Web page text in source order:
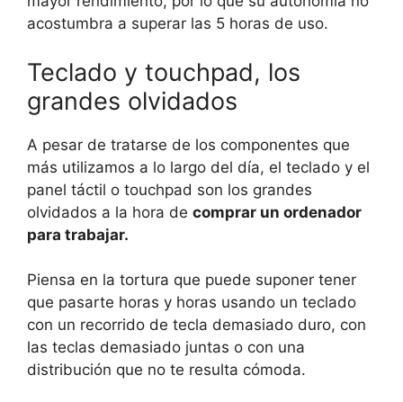
acostumbra a superar las 5 horas de uso.
Teclado y touchpad, los
grandes olvidados
A pesar de tratarse de los componentes que
más utilizamos a lo largo del día, el teclado y el
panel táctil o touchpad son los grandes
olvidados a la hora de comprar un ordenador
para trabajar.
Piensa en la tortura que puede suponer tener
que pasarte horas y horas usando un teclado
con un recorrido de tecla demasiado duro, con
las teclas demasiado juntas o con una
distribución que no te resulta cómoda.